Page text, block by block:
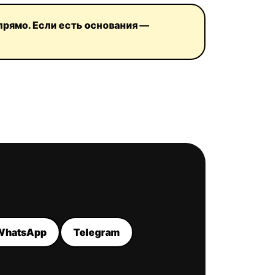
Если есть основания —
Telegram